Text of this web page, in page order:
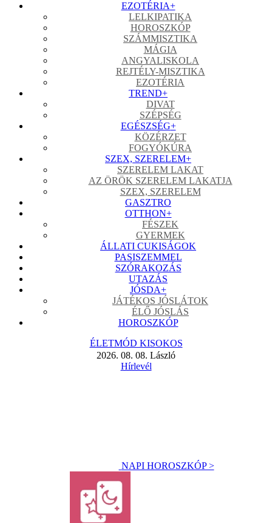
EZOTÉRIA+
LELKIPATIKA
HOROSZKÓP
SZÁMMISZTIKA
MÁGIA
ANGYALISKOLA
REJTÉLY-MISZTIKA
EZOTÉRIA
TREND+
DIVAT
SZÉPSÉG
EGÉSZSÉG+
KÖZÉRZET
FOGYÓKÚRA
SZEX, SZERELEM+
SZERELEM LAKAT
AZ ÖRÖK SZERELEM LAKATJA
SZEX, SZERELEM
GASZTRO
OTTHON+
FÉSZEK
GYERMEK
ÁLLATI CUKISÁGOK
PASISZEMMEL
SZÓRAKOZÁS
UTAZÁS
JÓSDA+
JÁTÉKOS JÓSLÁTOK
ÉLŐ JÓSLÁS
HOROSZKÓP
ÉLETMÓD KISOKOS
2026. 08. 08. László
Hírlevél
NAPI HOROSZKÓP >